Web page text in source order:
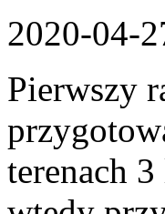
2020-04-
Pierwszy
terenach